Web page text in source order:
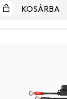
KOSÁRBA